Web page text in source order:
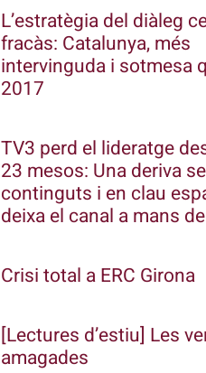
L’estratègia del diàleg
fracàs: Catalunya, més
intervinguda i sotmesa
2017
TV3 perd el lideratge
23 mesos: Una deriva
continguts i en clau
deixa el canal a mans
Crisi total a ERC Girona
[Lectures d’estiu] Les
amagades